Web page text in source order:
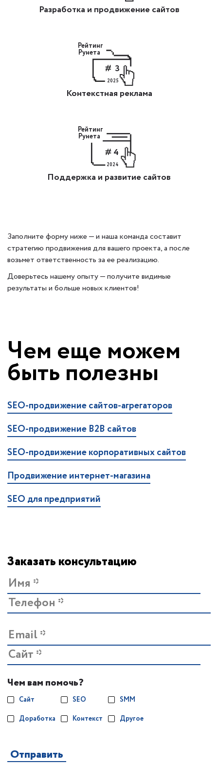
Разработка и продвижение сайтов
Рейтинг
Рунета
3
2025
Контекстная реклама
Рейтинг
Рунета
4
2024
Поддержка и развитие сайтов
Заполните форму ниже — и наша команда составит
стратегию продвижения для вашего проекта, а после
возьмет ответственность за ее реализацию.
Доверьтесь нашему опыту — получите видимые
результаты и больше новых клиентов!
Чем еще можем
быть полезны
SEO-продвижение сайтов-агрегаторов
SEO-продвижение B2B сайтов
SEO-продвижение корпоративных сайтов
Продвижение интернет-магазина
SEO для предприятий
Заказать консультацию
Чем вам помочь?
Сайт
Доработка
SEO
Контекст
SMM
Другое